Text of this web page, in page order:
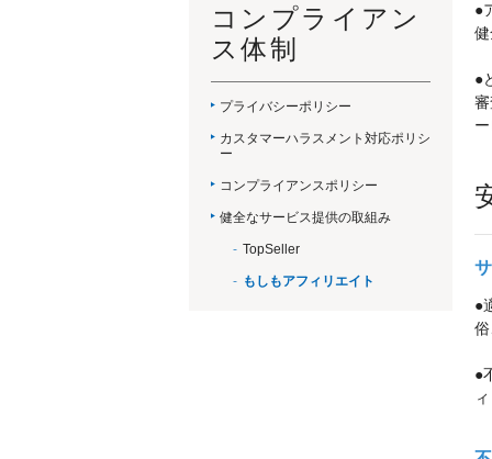
●
●
●
●
コンプライアン
ス体制
プライバシーポリシー
カスタマーハラスメント対応ポリシ
ー
コンプライアンスポリシー
健全なサービス提供の取組み
TopSeller
もしもアフィリエイト